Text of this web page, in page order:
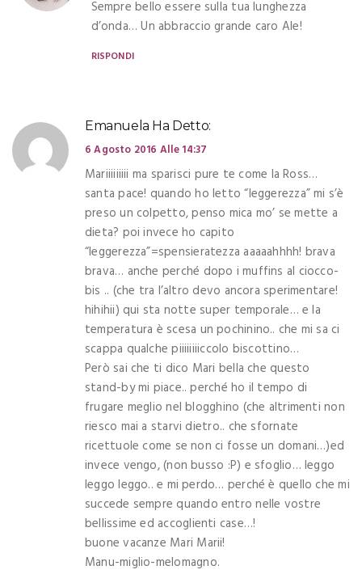
Sempre bello essere sulla tua lunghezza
d’onda… Un abbraccio grande caro Ale!
RISPONDI
Emanuela Ha Detto:
6 Agosto 2016 Alle 14:37
Mariiiiiiiii ma sparisci pure te come la Ross…
santa pace! quando ho letto “leggerezza” mi s’è
preso un colpetto, penso mica mo’ se mette a
dieta? poi invece ho capito
“leggerezza”=spensieratezza aaaaahhhh! brava
brava… anche perché dopo i muffins al ciocco-
bis .. (che tra l’altro devo ancora sperimentare!
hihihii) qui sta notte super temporale… e la
temperatura è scesa un pochinino.. che mi sa ci
scappa qualche piiiiiiiiccolo biscottino…
Però sai che ti dico Mari bella che questo
stand-by mi piace.. perché ho il tempo di
frugare meglio nel blogghino (che altrimenti non
riesco mai a starvi dietro.. che sfornate
ricettuole come se non ci fosse un domani…)ed
invece vengo, (non busso :P) e sfoglio… leggo
leggo leggo.. e mi perdo… perché è quello che mi
succede sempre quando entro nelle vostre
bellissime ed accoglienti case…!
buone vacanze Mari Marii!
Manu-miglio-melomagno.